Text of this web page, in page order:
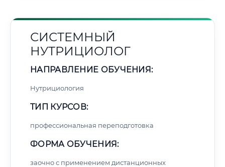
СИСТЕМНЫЙ
НУТРИЦИОЛОГ
НАПРАВЛЕНИЕ ОБУЧЕНИЯ:
Нутрициология
ТИП КУРСОВ:
профессиональная переподготовка
ФОРМА ОБУЧЕНИЯ:
заочно с применением дистанционных